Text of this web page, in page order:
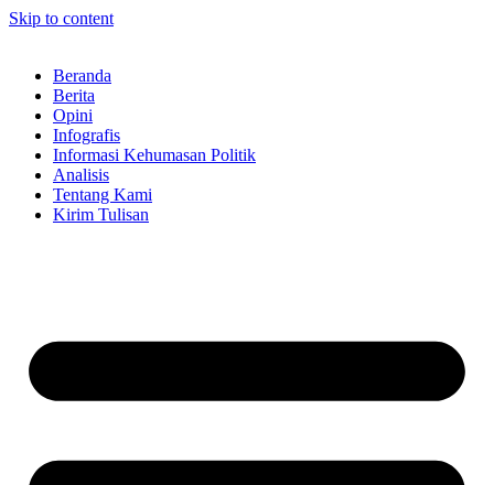
Skip to content
Beranda
Berita
Opini
Infografis
Informasi Kehumasan Politik
Analisis
Tentang Kami
Kirim Tulisan